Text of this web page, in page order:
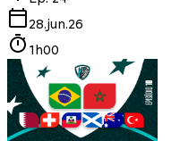
28.jun.26
1h00